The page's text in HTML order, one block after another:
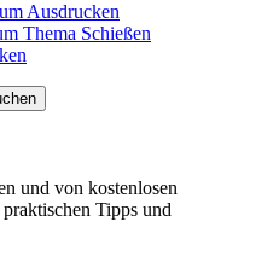
Ausdrucken
Thema Schießen
und von kostenlosen
Tipps und